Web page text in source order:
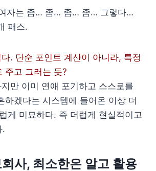
자는 좀… 좀… 좀… 좀… 그렇다…
패스.
. 단순 포인트 계산이 아니라, 특정
주고 그러는 듯?
만 이미 연애 포기하고 스스로를
하겠다는 시스템에 들어온 이상 더
게 미묘하다. 즉 더럽게 현실적이고
.
사, 최소한은 알고 활용